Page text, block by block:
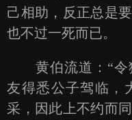
己相助，反正总是
也不过一死而已。
黄伯流道：“令
友得悉公子驾临，
采，因此上不约而